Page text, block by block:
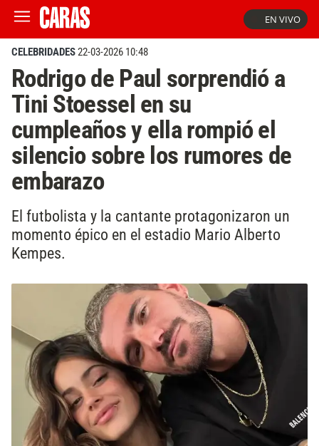
EN VIVO
CELEBRIDADES22-03-2026 10:48
Rodrigo de Paul sorprendió a
Tini Stoessel en su
cumpleaños y ella rompió el
silencio sobre los rumores de
embarazo
El futbolista y la cantante protagonizaron un
momento épico en el estadio Mario Alberto
Kempes.